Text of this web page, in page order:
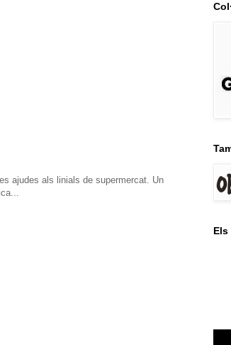
ajudes als linials de supermercat. Un